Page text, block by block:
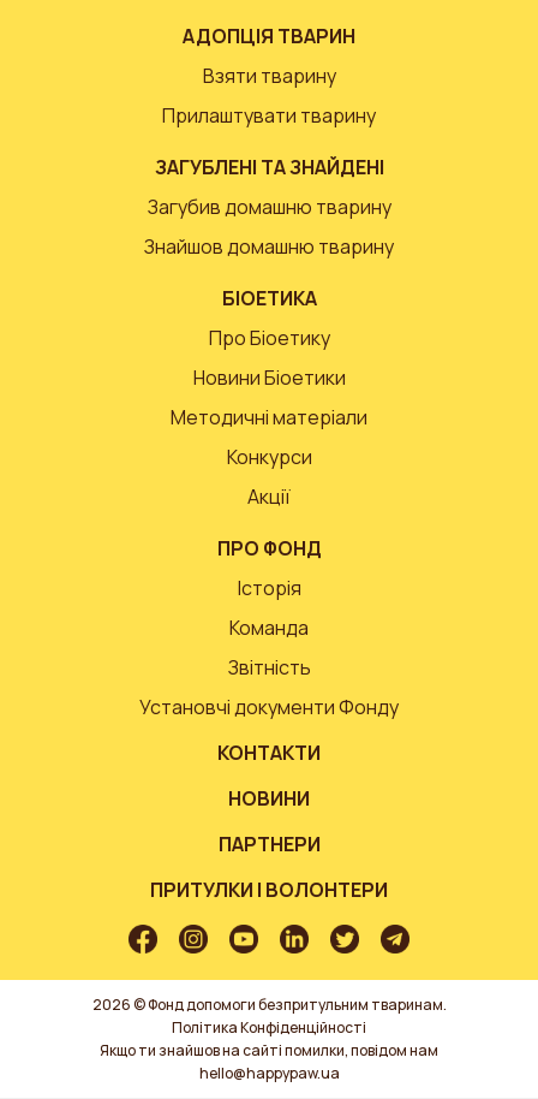
АДОПЦІЯ ТВАРИН
Взяти тварину
Прилаштувати тварину
ЗАГУБЛЕНІ ТА ЗНАЙДЕНІ
Загубив домашню тварину
Знайшов домашню тварину
БІОЕТИКА
Про Біоетику
Новини Біоетики
Методичні матеріали
Конкурси
Акції
ПРО ФОНД
Історія
Команда
Звітність
Установчі документи Фонду
КОНТАКТИ
НОВИНИ
ПАРТНЕРИ
ПРИТУЛКИ І ВОЛОНТЕРИ
2026 © Фонд допомоги безпритульним тваринам.
Політика Конфіденційності
Якщо ти знайшов на сайті помилки, повідом нам
hello@happypaw.ua